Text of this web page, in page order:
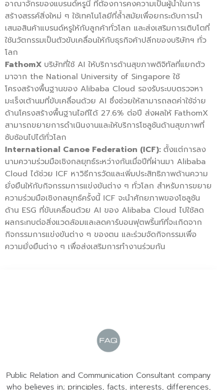
อาณาจักรของแบรนด์หรูนี้ ที่ต้องการคงความเป็นผู้นำในการ
สร้างสรรค์สิ่งใหม่ ๆ ใช้เทคโนโลยีที่ล้ำสมัยเพื่อยกระดับการนำ
เสนอสินค้าแบรนด์หรูให้กับลูกค้าทั่วโลก และส่งเสริมการเติบโตที่
ใช้นวัตกรรมเป็นตัวขับเคลื่อนให้กับธุรกิจค้าปลีกของบริษัทฯ ทั่ว
โลก
FathomX บริษัทที่ใช้ AI ให้บริการด้านสุขภาพดิจิทัลที่แยกตัว
มาจาก the National University of Singapore ใช้
โครงสร้างพื้นฐานของ Alibaba Cloud รองรับระบบตรวจหา
มะเร็งเต้านมที่ขับเคลื่อนด้วย AI ซึ่งช่วยให้สามารถลดค่าใช้จ่าย
ด้านโครงสร้างพื้นฐานไอทีได้ 27.6% ต่อปี ส่งผลให้ FathomX
สามารถขยายการดำเนินงานและให้บริการโซลูชันด้านสุขภาพที่
ซับซ้อนไปได้ทั่วโลก
International Canoe Federation (ICF): ตั้งแต่การลง
นามความร่วมมือเชิงกลยุทธ์ระหว่างกันเมื่อปีที่ผ่านมา Alibaba
Cloud ได้ช่วย ICF หาวิธีการวัดและเพิ่มประสิทธิภาพด้านความ
ยั่งยืนให้กับกิจกรรมการแข่งขันต่าง ๆ ทั่วโลก สำหรับการขยาย
ความร่วมมือเชิงกลยุทธ์ครั้งนี้ ICF จะนำศักยภาพของโซลูชัน
ด้าน ESG ที่ขับเคลื่อนด้วย AI ของ Alibaba Cloud ไปใช้ลด
ผลกระทบต่อสิ่งแวดล้อมและลดคาร์บอนฟุตพริ้นท์ที่จะเกิดจาก
กิจกรรมการแข่งขันต่าง ๆ ของตน และร่วมจัดกิจกรรมเพื่อ
ความยั่งยืนต่าง ๆ เพื่อส่งเสริมการทำงานร่วมกัน
Public Relation and Communication Consultant company
who believes in; principles, facts, interests, differences,